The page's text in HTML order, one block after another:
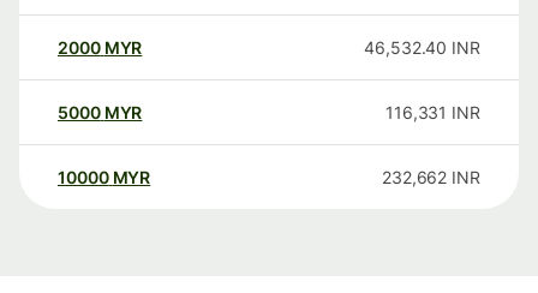
2000 MYR 46,532.40 INR
5000 MYR 116,331 INR
10000 MYR 232,662 INR